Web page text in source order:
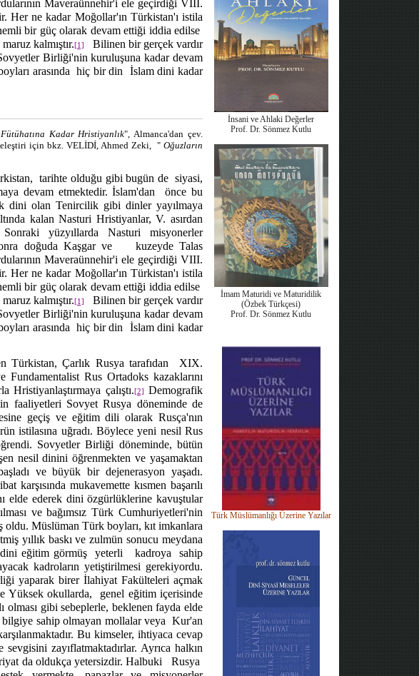
Maveraünnehir'i ele geçirdiği VIII.
Her ne kadar Moğollar'ın Türkistan'ı istila
bir güç olarak devam ettiği iddia edilse
kalmıştır.[1]
Bilinen bir gerçek vardır
Birliği'nin kuruluşuna kadar devam
arasında hiç bir din
İslam dini kadar
Kadar Hristiyanlık", Almanca'dan çev.
için bkz. VELİDİ, Ahmed Zeki, " Oğuzların
tarihte olduğu gibi bugün de siyasi,
devam etmektedir. İslam'dan
önce bu
dini olan Tenircilik gibi dinler yayılmaya
kalan Nasturi Hristiyanlar, V. asırdan
Sonraki yüzyıllarda Nasturi misyonerler
doğuda Kaşgar ve
kuzeyde Talas
Maveraünnehir'i ele geçirdiği VIII.
Her ne kadar Moğollar'ın Türkistan'ı istila
bir güç olarak devam ettiği iddia edilse
kalmıştır.[1]
Bilinen bir gerçek vardır
Birliği'nin kuruluşuna kadar devam
arasında hiç bir din
İslam dini kadar
Türkistan, Çarlık Rusya tarafıdan
XIX.
Rus Ortadoks kazaklarını
Hristiyanlaştırmaya çalıştı.[2]
Demografik
faaliyetleri Sovyet Rusya döneminde de
geçiş ve eğitim dili olarak Rusça'nın
istilasına uğradı. Böylece yeni nesil Rus
Sovyetler Birliği döneminde, bütün
nesil dinini öğrenmekten ve yaşamaktan
ve büyük bir dejenerasyon yaşadı.
karşısında mukavemette kısmen başarılı
elde ederek dini özgürlüklerine kavuştular
ve bağımsız Türk Cumhuriyetleri'nin
oldu. Müslüman Türk boyları, kıt imkanlara
yıllık baskı ve zulmün sonucu meydana
eğitim görmüş
yeterli kadroya
sahip
kadroların yetiştirilmesi gerekiyordu.
yaparak birer İlahiyat Fakülteleri açmak
Yüksek okullarda,
genel eğitim içerisinde
olması gibi sebeplerle, beklenen fayda elde
sahip olmayan mollalar veya Kur'an
Bu kimseler, ihtiyaca cevap
zayıflatmaktadırlar. Ayrıca halkın
da oldukça yetersizdir. Halbuki
Rusya
İnsani ve Ahlaki Değerler
Prof. Dr. Sönmez Kutlu
İmam Maturidi ve Maturidilik
(Özbek Türkçesi)
Prof. Dr. Sönmez Kutlu
Türk Müslümanlığı Üzerine Yazılar